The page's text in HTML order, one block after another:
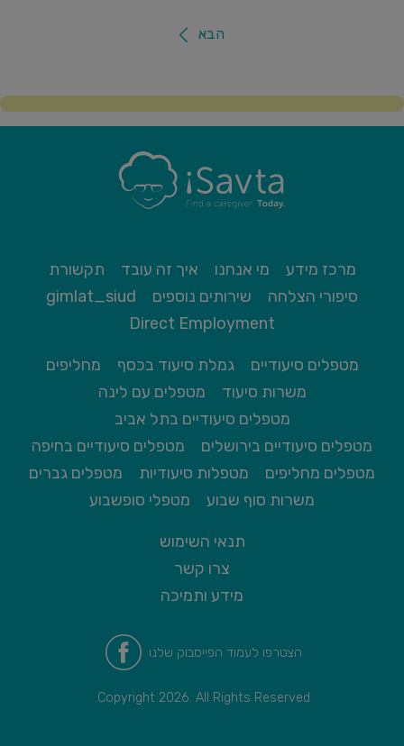
הבא
מרכז מידע מי אנחנו איך זה עובד
תקשורת
סיפורי הצלחה
שירותים נוספים
gimlat_siud
Direct Employment
מטפלים סיעודיים גמלת סיעוד בכסף
מחליפים
משרות סיעוד
מטפלים עם לינה
מטפלים סיעודיים בתל אביב
מטפלים סיעודיים בירושלים
מטפלים סיעודיים בחיפה
מטפלים מחליפים
מטפלות סיעודיות
מטפלים גברים
משרות סוף שבוע
מטפלי סופשבוע
תנאי השימוש
צרו קשר
מידע ותמיכה
הצטרפו לעמוד הפייסבוק שלנו
Copyright 2026. All Rights Reserved.